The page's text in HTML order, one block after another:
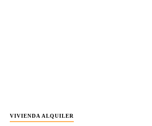
VIVIENDA ALQUILER